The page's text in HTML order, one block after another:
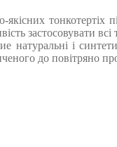
тонкотертіх
застосовувати
натуральні і
до повітряно